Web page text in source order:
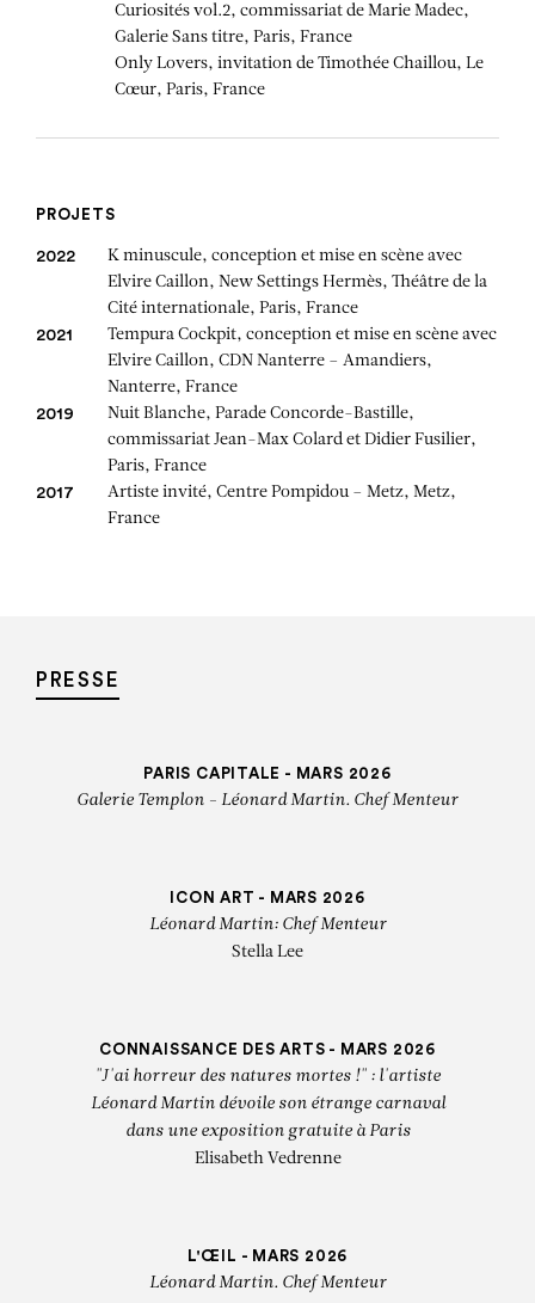
Curiosités vol.2, commissariat de Marie Madec,
Galerie Sans titre, Paris, France
Only Lovers, invitation de Timothée Chaillou, Le
Cœur, Paris, France
PROJETS
2022
K minuscule, conception et mise en scène avec
Elvire Caillon, New Settings Hermès, Théâtre de la
Cité internationale, Paris, France
2021
Tempura Cockpit, conception et mise en scène avec
Elvire Caillon, CDN Nanterre – Amandiers,
Nanterre, France
2019
Nuit Blanche, Parade Concorde-Bastille,
commissariat Jean-Max Colard et Didier Fusilier,
Paris, France
2017
Artiste invité, Centre Pompidou – Metz, Metz,
France
PRESSE
PARIS CAPITALE - MARS 2026
Galerie Templon - Léonard Martin. Chef Menteur
ICON ART - MARS 2026
Léonard Martin: Chef Menteur
Stella Lee
CONNAISSANCE DES ARTS - MARS 2026
"J'ai horreur des natures mortes !" : l'artiste
Léonard Martin dévoile son étrange carnaval
dans une exposition gratuite à Paris
Elisabeth Vedrenne
L'ŒIL - MARS 2026
Léonard Martin. Chef Menteur